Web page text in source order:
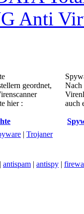
Anti
geordnet,
hier :
Nach
auch
| Trojaner
| antispam | antispy |